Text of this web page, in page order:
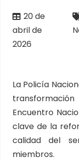
20 de
abril de
2026
La Policía
Encuentro
clave de la
calidad del
miembros.